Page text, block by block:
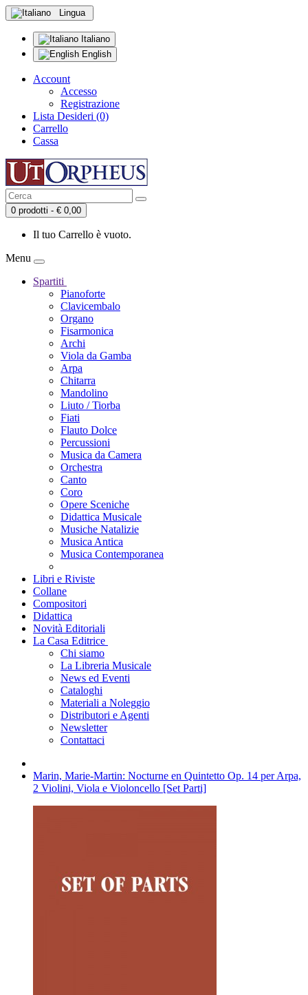
Lingua
Italiano
English
Account
Accesso
Registrazione
Lista Desideri (0)
Carrello
Cassa
0 prodotti - € 0,00
Il tuo Carrello è vuoto.
Menu
Spartiti
Pianoforte
Clavicembalo
Organo
Fisarmonica
Archi
Viola da Gamba
Arpa
Chitarra
Mandolino
Liuto / Tiorba
Fiati
Flauto Dolce
Percussioni
Musica da Camera
Orchestra
Canto
Coro
Opere Sceniche
Didattica Musicale
Musiche Natalizie
Musica Antica
Musica Contemporanea
Libri e Riviste
Collane
Compositori
Didattica
Novità Editoriali
La Casa Editrice
Chi siamo
La Libreria Musicale
News ed Eventi
Cataloghi
Materiali a Noleggio
Distributori e Agenti
Newsletter
Contattaci
Marin, Marie-Martin: Nocturne en Quintetto Op. 14 per Arpa,
2 Violini, Viola e Violoncello [Set Parti]